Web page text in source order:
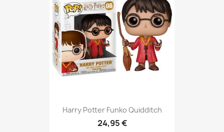
Harry Potter Funko Quidditch
24,95 €